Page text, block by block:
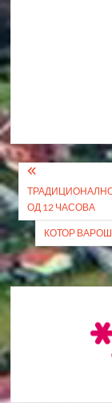
Кретање
чланка
ОД 12 ЧАСОВА
КОТОР